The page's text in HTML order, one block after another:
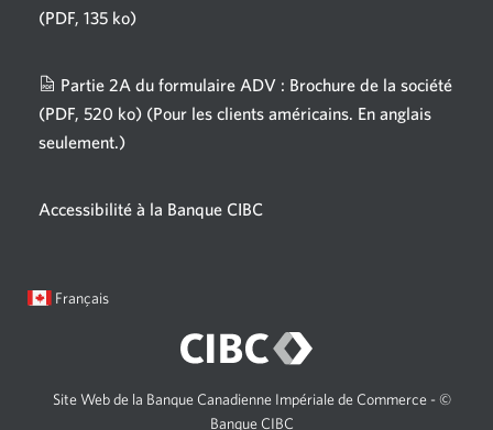
(PDF, 135 ko)
fenêtre
s'affichera.
Partie 2A du formulaire ADV : Brochure de la société
(PDF, 520 ko) (Pour les clients américains. En anglais
seulement.)
fenêtre
Accessibilité à la Banque CIBC
Langue
Français
Site Web de la Banque Canadienne Impériale de Commerce - ©
Banque CIBC